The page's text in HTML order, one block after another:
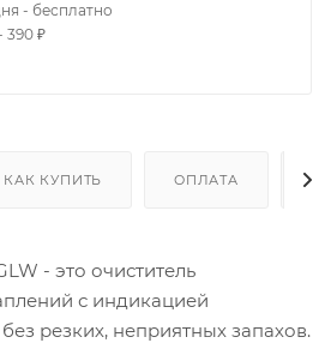
- бесплатно
390 ₽
КАК КУПИТЬ ОПЛАТА
- это очиститель
с индикацией
резких, неприятных запахов.